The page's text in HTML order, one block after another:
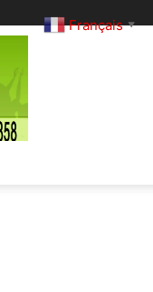
Français ▼